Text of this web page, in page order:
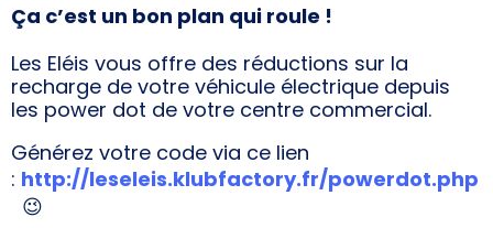
Ça c’est un bon plan qui roule !
Les Eléis vous offre des réductions sur la
recharge de votre véhicule électrique depuis
les power dot de votre centre commercial.
Générez votre code via ce lien
: http://leseleis.klubfactory.fr/powerdot.php
😉